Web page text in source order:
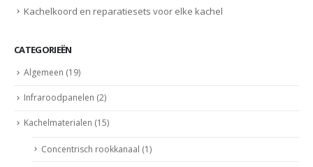
Kachelkoord en reparatiesets voor elke kachel
CATEGORIEËN
Algemeen (19)
Infraroodpanelen (2)
Kachelmaterialen (15)
Concentrisch rookkanaal (1)